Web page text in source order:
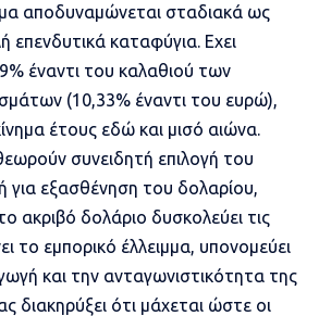
αποδυναμώνεται σταδιακά ως
καταφύγια. Εχει
έναντι του καλαθιού των
(10,33% έναντι του ευρώ),
έτους εδώ και μισό αιώνα.
συνειδητή επιλογή του
για εξασθένηση του δολαρίου,
ακριβό δολάριο δυσκολεύει τις
το εμπορικό έλλειμμα, υπονομεύει
και την ανταγωνιστικότητα της
διακηρύξει ότι μάχεται ώστε οι